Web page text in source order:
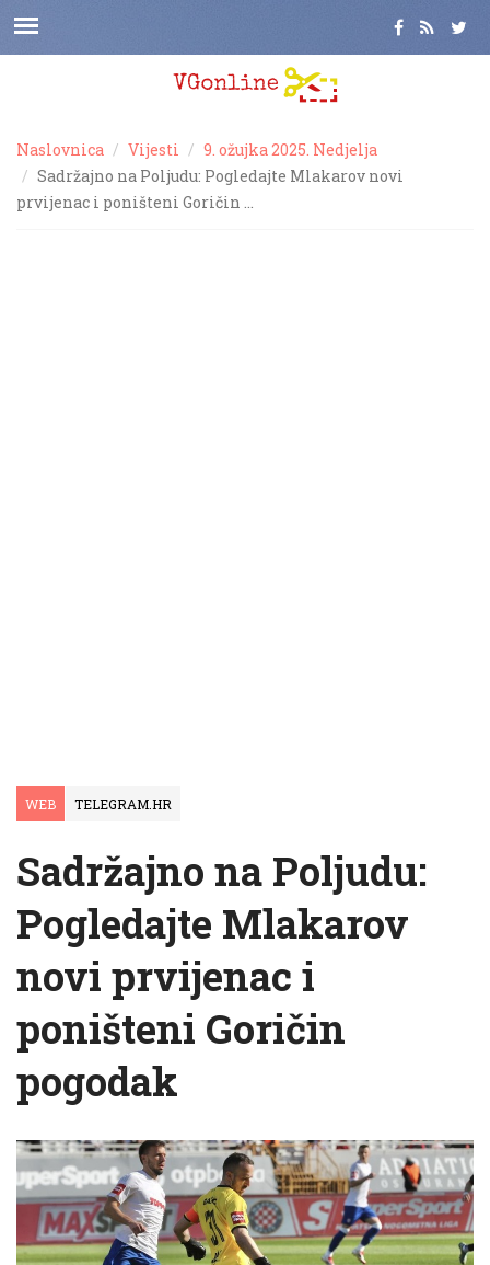
Naslovnica Vijesti
9. ožujka 2025. Nedjelja
Sadržajno na Poljudu: Pogledajte Mlakarov novi
prvijenac i poništeni Goričin …
WEB TELEGRAM.HR
Sadržajno na Poljudu:
Pogledajte Mlakarov
novi prvijenac i
poništeni Goričin
pogodak